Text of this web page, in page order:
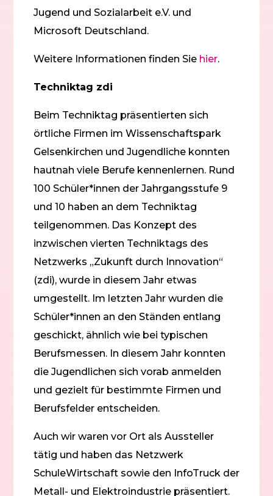
Jugend und Sozialarbeit e.V. und
Microsoft Deutschland.
Weitere Informationen finden Sie hier.
Techniktag zdi
Beim Techniktag präsentierten sich
örtliche Firmen im Wissenschaftspark
Gelsenkirchen und Jugendliche konnten
hautnah viele Berufe kennenlernen. Rund
100 Schüler*innen der Jahrgangsstufe 9
und 10 haben an dem Techniktag
teilgenommen. Das Konzept des
inzwischen vierten Techniktags des
Netzwerks „Zukunft durch Innovation“
(zdi), wurde in diesem Jahr etwas
umgestellt. Im letzten Jahr wurden die
Schüler*innen an den Ständen entlang
geschickt, ähnlich wie bei typischen
Berufsmessen. In diesem Jahr konnten
die Jugendlichen sich vorab anmelden
und gezielt für bestimmte Firmen und
Berufsfelder entscheiden.
Auch wir waren vor Ort als Aussteller
tätig und haben das Netzwerk
SchuleWirtschaft sowie den InfoTruck der
Metall- und Elektroindustrie präsentiert.